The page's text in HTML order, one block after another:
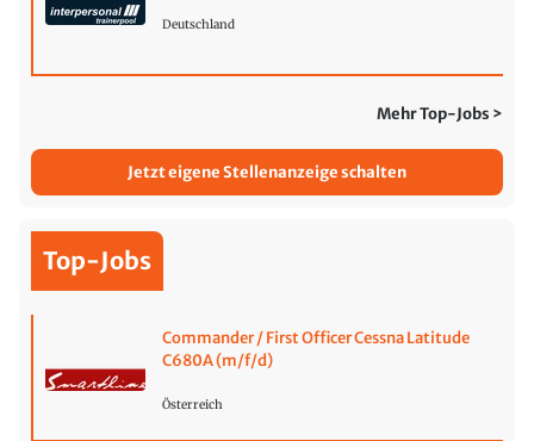
Deutschland
Mehr Top-Jobs >
Jetzt eigene Stellenanzeige schalten
Top-Jobs
Commander / First Officer Cessna Latitude
C680A (m/f/d)
Österreich